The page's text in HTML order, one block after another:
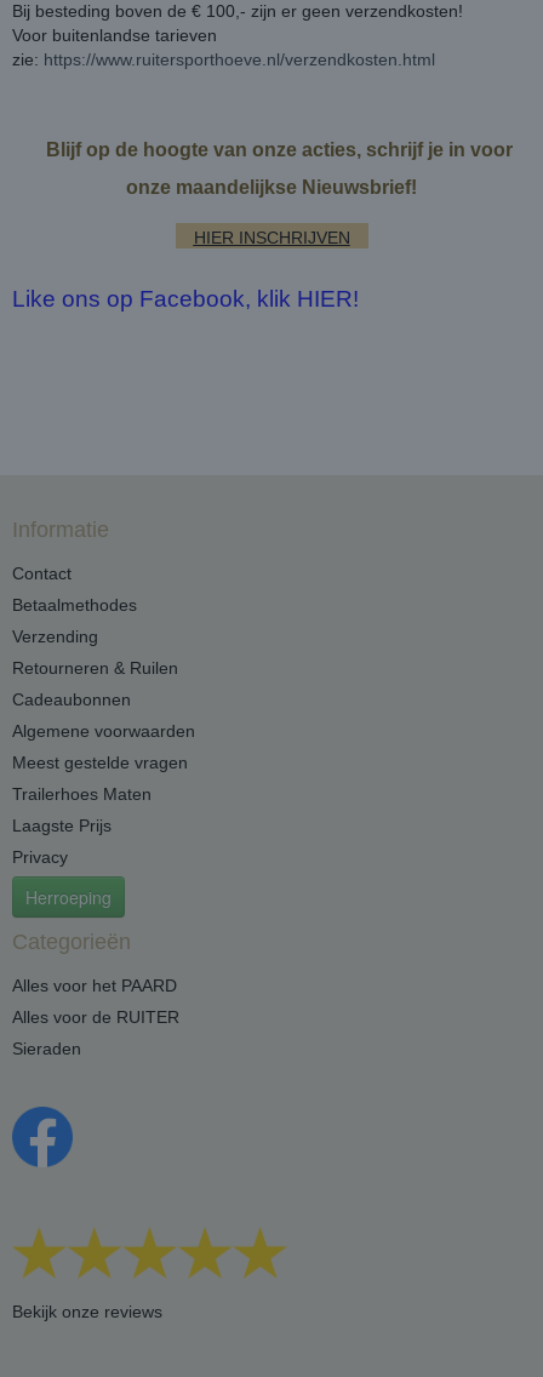
Bij besteding boven de € 100,- zijn er geen verzendkosten!
Voor buitenlandse tarieven
zie: https://www.ruitersporthoeve.nl/verzendkosten.html
Blijf op de hoogte van onze acties, schrijf je in voor
onze maandelijkse Nieuwsbrief!
HIER INSCHRIJVEN
Like ons op Facebook, klik HIER!
Informatie
Contact
Betaalmethodes
Verzending
Retourneren & Ruilen
Cadeaubonnen
Algemene voorwaarden
Meest gestelde vragen
Trailerhoes Maten
Laagste Prijs
Privacy
Herroeping
Categorieën
Alles voor het PAARD
Alles voor de RUITER
Sieraden
Bekijk onze reviews